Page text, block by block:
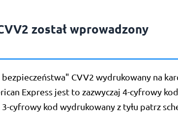
został wprowadzony
bezpieczeństwa" CVV2 wydrukowany na
Express jest to zazwyczaj 4-cyfrowy
cyfrowy kod wydrukowany z tyłu patrz